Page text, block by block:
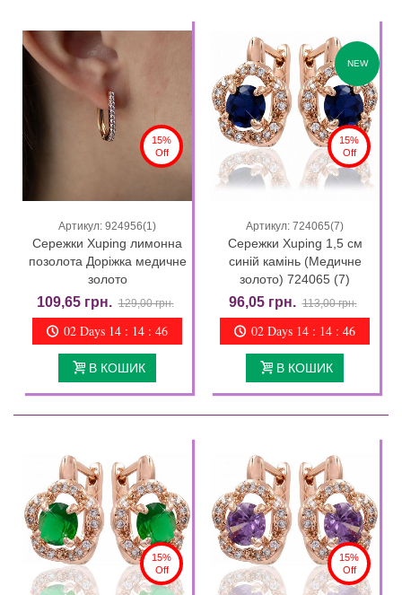
15%
Off
Артикул: 924956(1)
Сережки Xuping лимонна
позолота Доріжка медичне
золото
109,65 грн. 129,00 грн.
02 Days 14 : 14 : 44
В КОШИК
NEW
15%
Off
Артикул: 724065(7)
Сережки Xuping 1,5 см
синій камінь (Медичне
золото) 724065 (7)
96,05 грн. 113,00 грн.
02 Days 14 : 14 : 44
В КОШИК
15%
Off
15%
Off